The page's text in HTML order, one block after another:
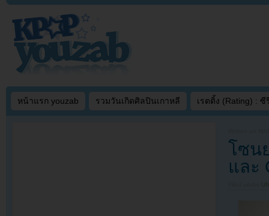
หน้าแรก youzab รวมวันเกิดศิลปินเกาหลี เรตติ้ง (Rating) : ซี
โซน
และ